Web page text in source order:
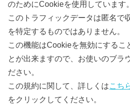
のためにCookieを使用しています。
このトラフィックデータは匿名で
を特定するものではありません。
この機能はCookieを無効にするこ
とが出来ますので、お使いのブラ
ださい。
この規約に関して、詳しくはこち
をクリックしてください。